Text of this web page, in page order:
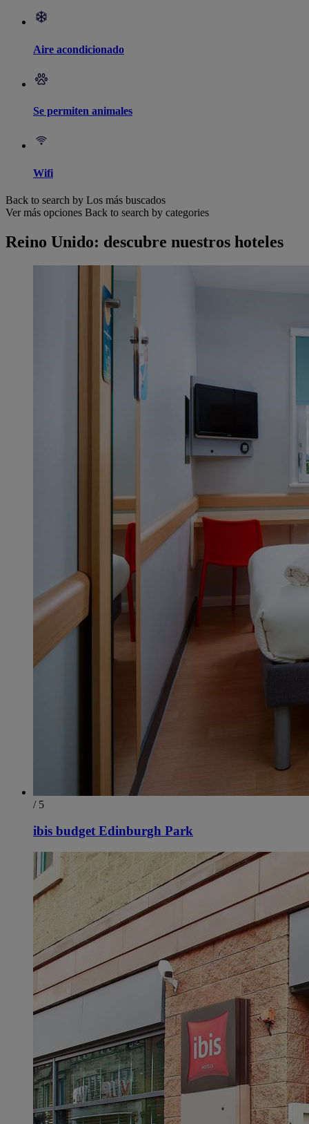
Aire acondicionado
Se permiten animales
Wifi
Back to search by Los más buscados
Ver más opciones Back to search by categories
Reino Unido: descubre nuestros hoteles
/ 5
ibis budget Edinburgh Park